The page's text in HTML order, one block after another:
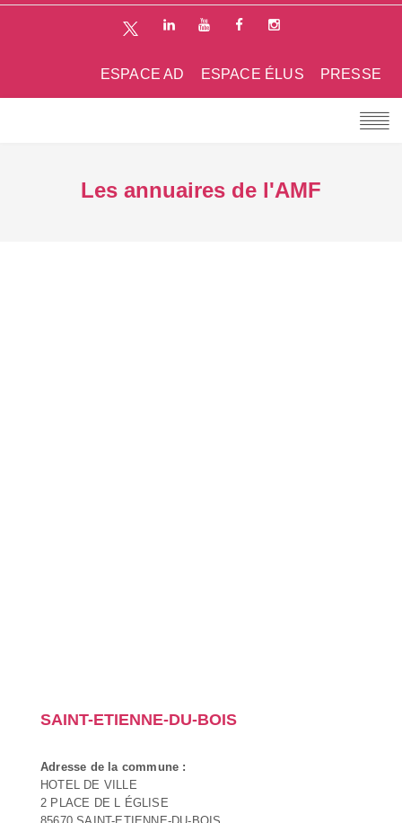
PRESSE
ESPACE ÉLUS
ESPACE AD
Les annuaires de l'AMF
SAINT-ETIENNE-DU-BOIS
Adresse de la commune :
HOTEL DE VILLE
2 PLACE DE L ÉGLISE